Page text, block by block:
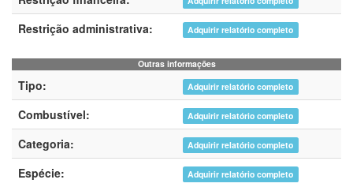
Restrição administrativa: Adquirir relatório completo
Outras informações
Tipo: Adquirir relatório completo
Combustível: Adquirir relatório completo
Categoria: Adquirir relatório completo
Espécie: Adquirir relatório completo